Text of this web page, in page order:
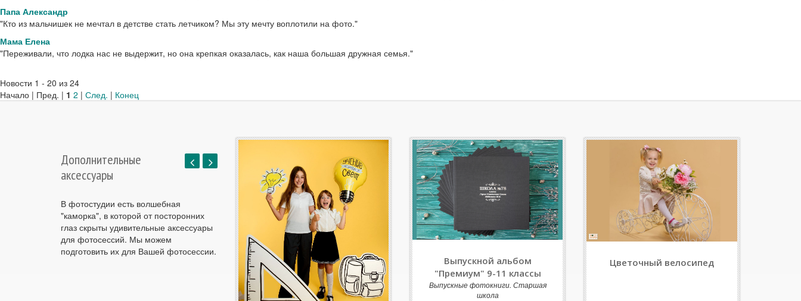
Папа Александр
"Кто из мальчишек не мечтал в детстве стать летчиком? Мы эту мечту воплотили на фото."
Мама Елена
"Переживали, что лодка нас не выдержит, но она крепкая оказалась, как наша большая дружная семья."
Новости 1 - 20 из 24
Начало | Пред. | 1 2 | След. | Конец
Дополнительные
аксессуары
В фотостудии есть волшебная
"каморка", в которой от посторонних
глаз скрыты удивительные аксессуары
для фотосессий. Мы можем
подготовить их для Вашей фотосессии.
Выпускной альбом
"Премиум" 9-11 классы
Выпускные фотокниги. Старшая
школа
Цветочный велосипед